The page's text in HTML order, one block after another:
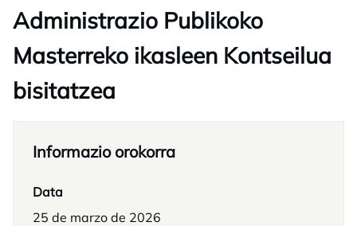
Administrazio Publikoko
Masterreko ikasleen Kontseilua
bisitatzea
Informazio orokorra
Data
25 de marzo de 2026